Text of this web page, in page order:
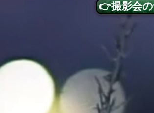
👉撮影会